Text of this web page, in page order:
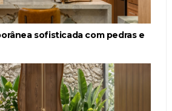
sofisticada com pedras e